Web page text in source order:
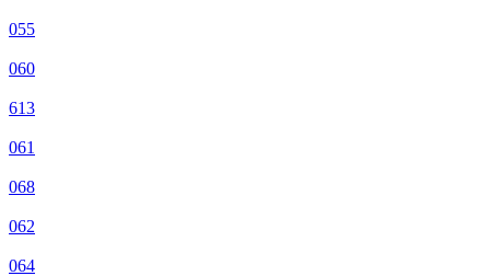
055
060
613
061
068
062
064